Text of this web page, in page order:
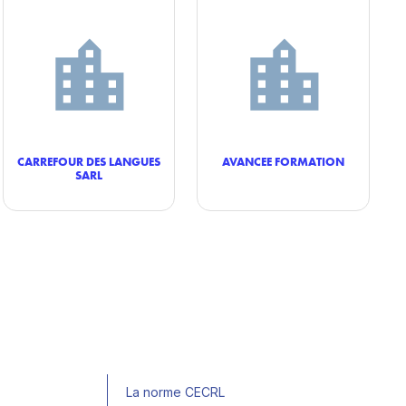
CARREFOUR DES LANGUES
SARL
AVANCEE FORMATION
La norme CECRL